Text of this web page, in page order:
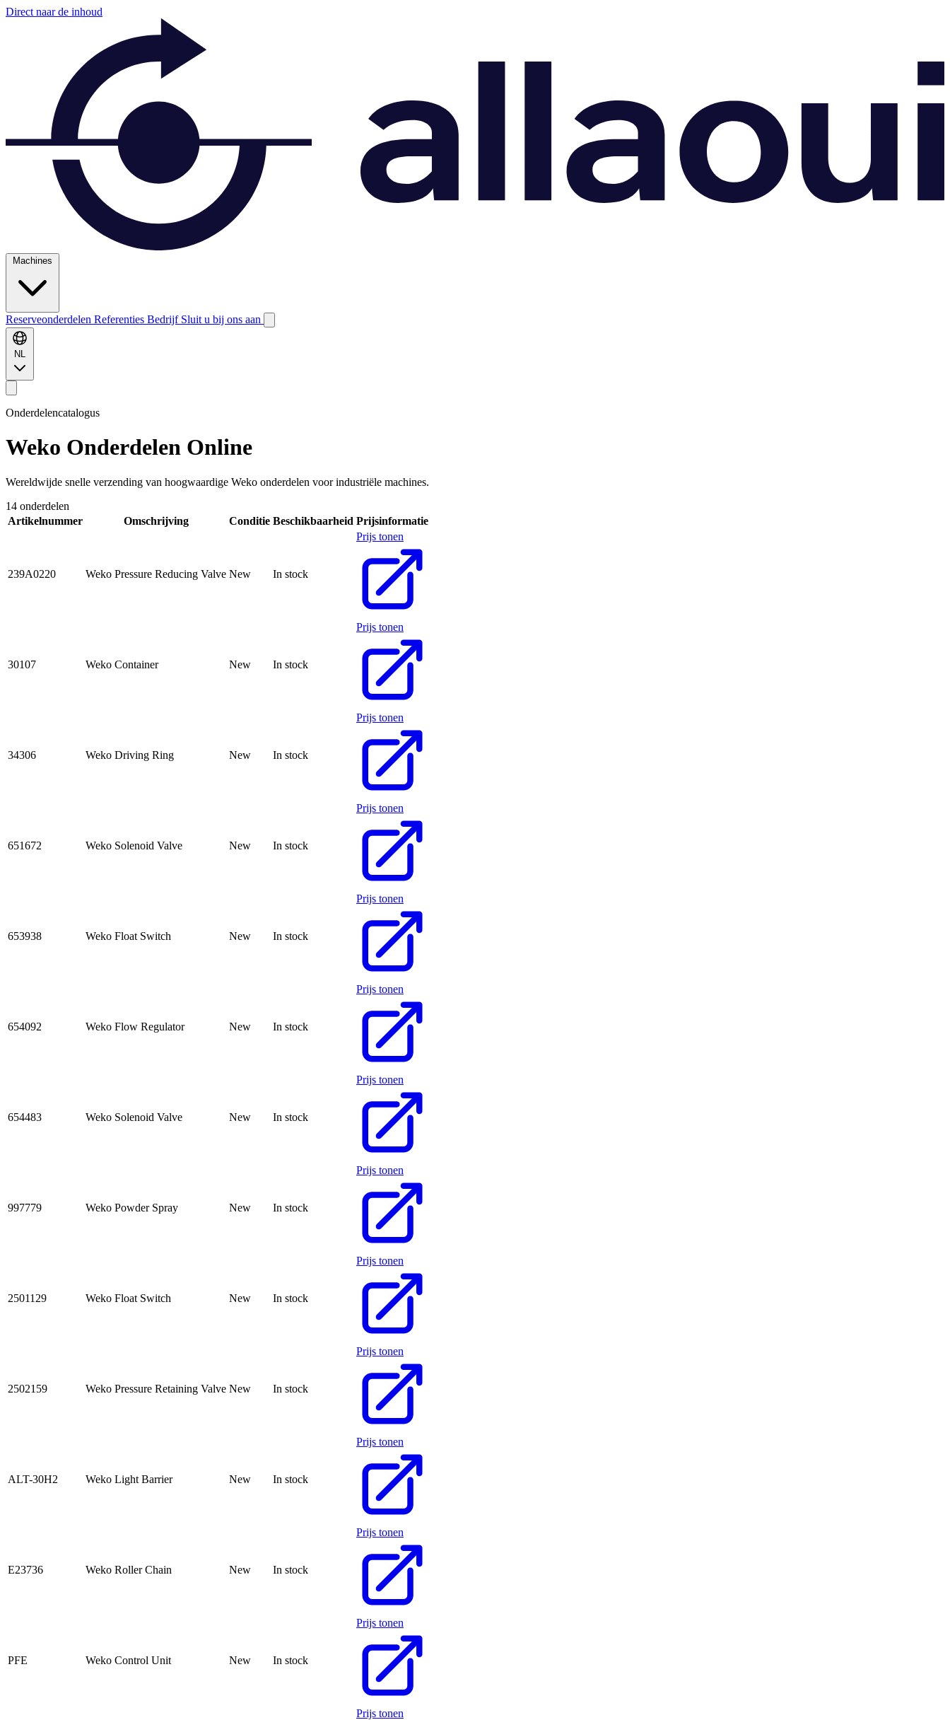
Direct naar de inhoud
Machines
Reserveonderdelen Referenties Bedrijf Sluit u bij ons aan
NL
Onderdelencatalogus
Weko Onderdelen Online
Wereldwijde snelle verzending van hoogwaardige Weko onderdelen voor industriële machines.
14 onderdelen
Artikelnummer
Omschrijving Conditie Beschikbaarheid Prijsinformatie
239A0220 Weko Pressure Reducing Valve New In stock
Prijs tonen
30107 Weko Container New In stock
Prijs tonen
34306 Weko Driving Ring New In stock
Prijs tonen
651672 Weko Solenoid Valve New In stock
Prijs tonen
653938 Weko Float Switch New In stock
Prijs tonen
654092 Weko Flow Regulator New In stock
Prijs tonen
654483 Weko Solenoid Valve New In stock
Prijs tonen
997779 Weko Powder Spray New In stock
Prijs tonen
2501129 Weko Float Switch New In stock
Prijs tonen
2502159 Weko Pressure Retaining Valve New In stock
Prijs tonen
ALT-30H2 Weko Light Barrier New In stock
Prijs tonen
E23736 Weko Roller Chain New In stock
Prijs tonen
PFE Weko Control Unit New In stock
Prijs tonen
Prijs tonen